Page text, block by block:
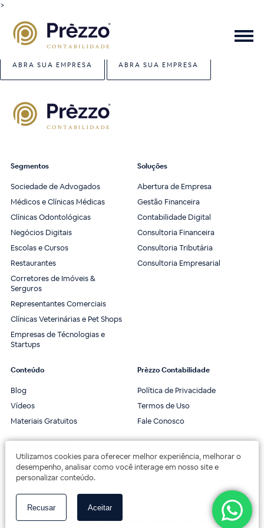
>
Utilizamos cookies para oferecer melhor experiência, melhorar o
desempenho, analisar como você interage em nosso site e
personalizar conteúdo.
Recusar Aceitar
ABRA SUA EMPRESA ABRA SUA EMPRESA
Segmentos
Sociedade de Advogados
Médicos e Clínicas Médicas
Clínicas Odontológicas
Negócios Digitais
Escolas e Cursos
Restaurantes
Corretores de Imóveis &
Serguros
Representantes Comerciais
Clínicas Veterinárias e Pet Shops
Empresas de Técnologias e
Startups
Soluções
Abertura de Empresa
Gestão Financeira
Contabilidade Digital
Consultoria Financeira
Consultoria Tributária
Consultoria Empresarial
Conteúdo
Blog
Vídeos
Materiais Gratuitos
Prèzzo Contabilidade
Política de Privacidade
Termos de Uso
Fale Conosco
© 2020 Prèzzo Contabilidade. Todos os direitos reservados.
Av. das Américas, 3443, 2º andar, Bloco 3B, Sala 202. Barra da Tijuca, Rio de Janeiro.
Av. das Américas, 18000 - Centro Empresarial One Offices.